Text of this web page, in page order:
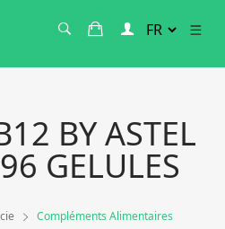
BY ASTEL
GELULES
Compléments Alimentaires